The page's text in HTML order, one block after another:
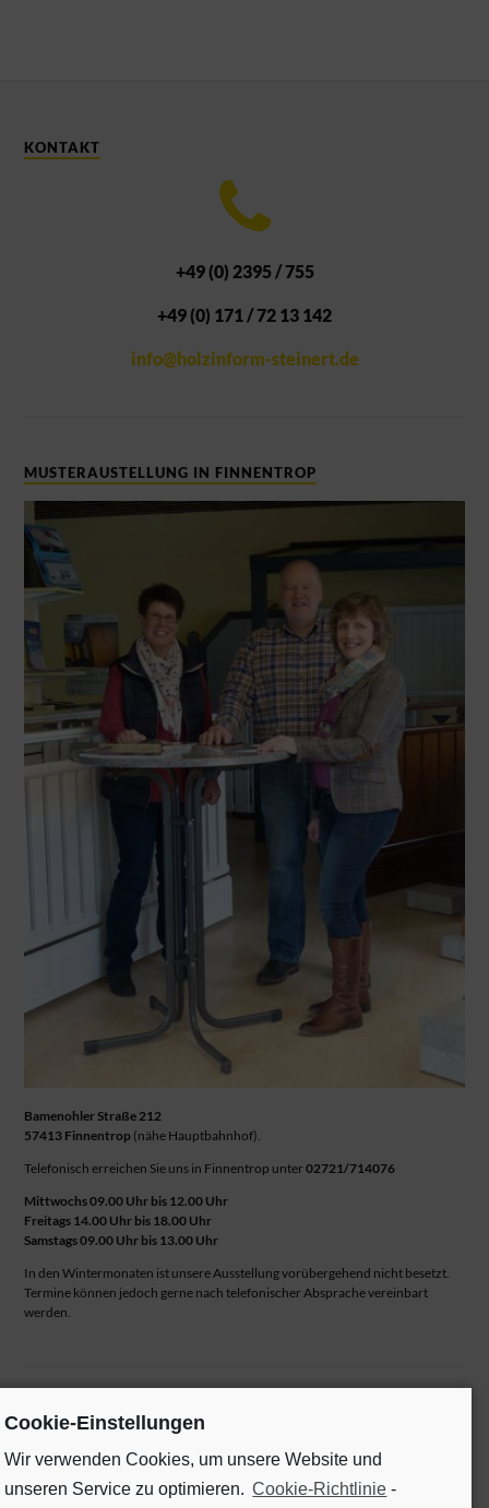
KONTAKT
+49 (0) 2395 / 755
+49 (0) 171 / 72 13 142
info@holzinform-steinert.de
MUSTERAUSTELLUNG IN FINNENTROP
Bamenohler Straße 212
57413 Finnentrop (nähe Hauptbahnhof).
Telefonisch erreichen Sie uns in Finnentrop unter02721/714076
Mittwochs 09.00 Uhr bis 12.00 Uhr
Freitags 14.00 Uhr bis 18.00 Uhr
Samstags 09.00 Uhr bis 13.00 Uhr
In den Wintermonaten ist unsere Ausstellung vorübergehend nicht besetzt.
Termine können jedoch gerne nach telefonischer Absprache vereinbart
werden.
KATEGORIEN
Aktuelles
Cookie-Einstellungen
Wir verwenden Cookies, um unsere Website und
unseren Service zu optimieren. Cookie-Richtlinie -